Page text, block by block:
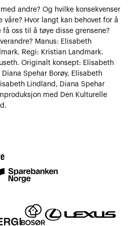
andre? Og hvilke konsekvenser
våre? Hvor langt kan behovet for å
oss til å tøye disse grensene?
Manus: Elisabeth
Regi: Kristian Landmark.
Originalt konsept: Elisabeth
Spehar Borøy, Elisabeth
Lindland, Diana Spehar
med Den Kulturelle